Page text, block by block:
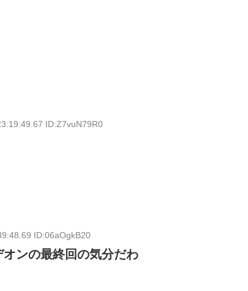
ID:Z7vuN79R0
ID:06aOgkB20
ンの最終回の気分だわ